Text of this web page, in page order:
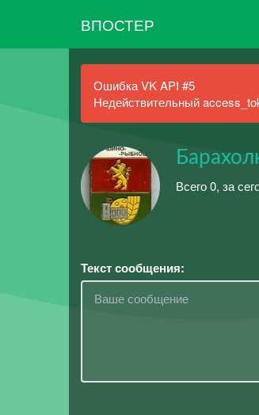
ВПОСТЕР
Ошибка VK API #5
Недействительный
Всего 0, за
Текст сообщения: